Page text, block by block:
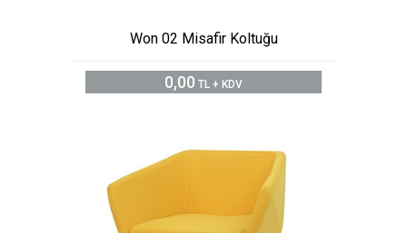
Won 02 Misafir Koltuğu
0,00 TL + KDV